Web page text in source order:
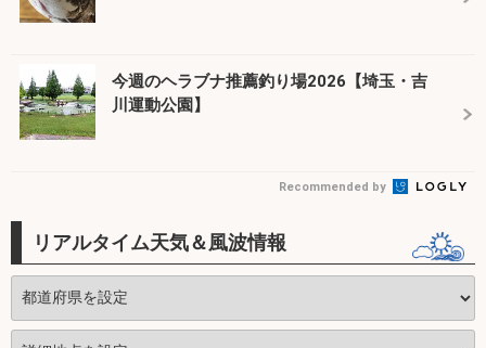
今週のヘラブナ推薦釣り場2026【埼玉・吉
川運動公園】
Recommended by
リアルタイム天気＆風波情報